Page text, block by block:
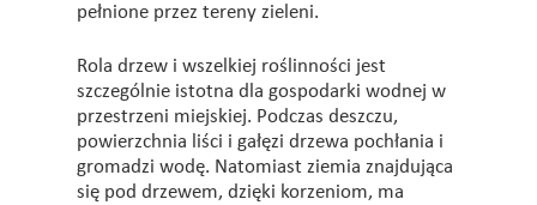
pełnione przez tereny zieleni.
Rola drzew i wszelkiej roślinności jest
szczególnie istotna dla gospodarki wodnej w
przestrzeni miejskiej. Podczas deszczu,
powierzchnia liści i gałęzi drzewa pochłania i
gromadzi wodę. Natomiast ziemia znajdująca
się pod drzewem, dzięki korzeniom, ma